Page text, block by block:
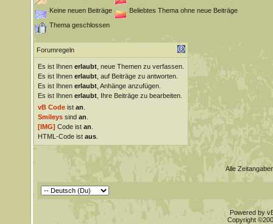
Keine neuen Beiträge
Beliebtes Thema ohne neue Beiträge
Thema geschlossen
Forumregeln
Es ist Ihnen erlaubt, neue Themen zu verfassen.
Es ist Ihnen erlaubt, auf Beiträge zu antworten.
Es ist Ihnen erlaubt, Anhänge anzufügen.
Es ist Ihnen erlaubt, Ihre Beiträge zu bearbeiten.
vB Codeist an
Smileyssind an
[IMG] Code ist an
HTML-Code ist aus.
Alle
Powered by
Copyright